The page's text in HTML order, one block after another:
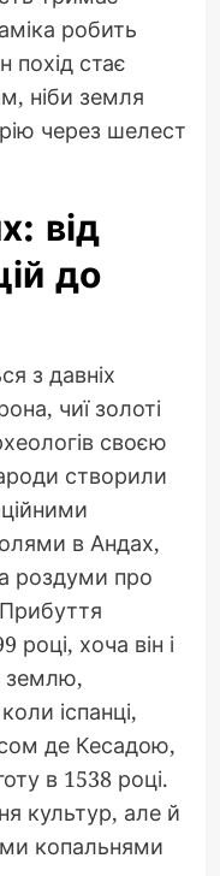
робить
стає
ніби земля
через шелест
від
до
з давніх
чиї золоті
своєю
створили
в Андах,
роздуми про
хоча він і
землю,
іспанці,
де Кесадою,
в 1538 році.
культур, але й
копальнями